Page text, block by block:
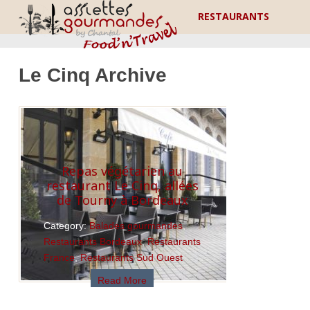
RESTAURANTS
Le Cinq Archive
Repas végétarien au
restaurant Le Cinq, allées
de Tourny à Bordeaux
Category:Balades gourmandes,
Restaurants Bordeaux,Restaurants
France,Restaurants Sud Ouest
Read More